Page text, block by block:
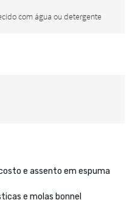
e assento em espuma
e molas bonnel